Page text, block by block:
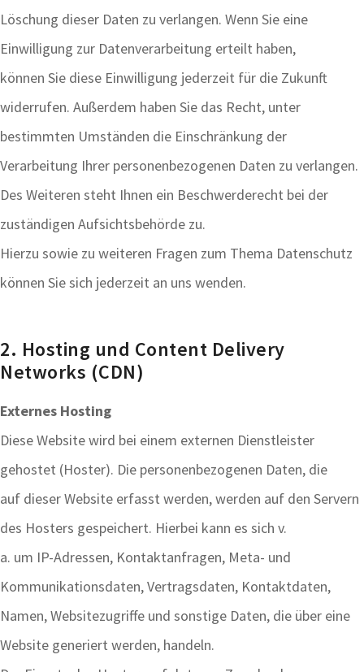
Löschung dieser Daten zu verlangen. Wenn Sie eine
Einwilligung zur Datenverarbeitung erteilt haben,
können Sie diese Einwilligung jederzeit für die Zukunft
widerrufen. Außerdem haben Sie das Recht, unter
bestimmten Umständen die Einschränkung der
Verarbeitung Ihrer personenbezogenen Daten zu verlangen.
Des Weiteren steht Ihnen ein Beschwerderecht bei der
zuständigen Aufsichtsbehörde zu.
Hierzu sowie zu weiteren Fragen zum Thema Datenschutz
können Sie sich jederzeit an uns wenden.
2. Hosting und Content Delivery
Networks (CDN)
Externes Hosting
Diese Website wird bei einem externen Dienstleister
gehostet (Hoster). Die personenbezogenen Daten, die
auf dieser Website erfasst werden, werden auf den Servern
des Hosters gespeichert. Hierbei kann es sich v.
a. um IP-Adressen, Kontaktanfragen, Meta- und
Kommunikationsdaten, Vertragsdaten, Kontaktdaten,
Namen, Websitezugriffe und sonstige Daten, die über eine
Website generiert werden, handeln.